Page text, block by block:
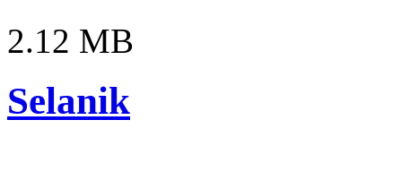
2.12 MB
Selanik